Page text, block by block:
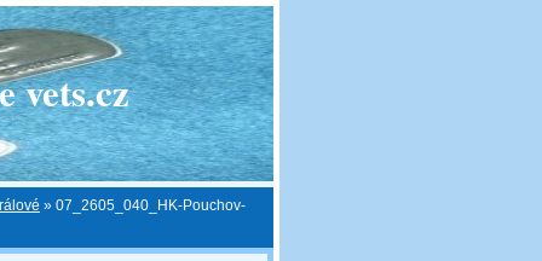
vets.cz
» 07_2605_040_HK-Pouchov-